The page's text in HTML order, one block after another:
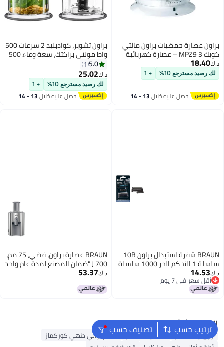
براون عصارة حمضيات براون مالتي
كويك 3 MPZ9 – عصارة كهربائية
للبرتقال والليمون بقوة 20 واط،
إبريق شفاف/أبيض سعة 1 لتر مع
تحكم في اللب
د.ك‏18.40
لك رصيد مسترجع 10% + 1
احصل عليه خلال 13 - 14
براون تشوبر، كوادبليد 2 سرعات 500
واط مولتي براكتك، سعة وعاء 500
مل مع تشوبر إضافي، CH301-
CH3013 BK - أسود
5.0
1
د.ك‏25.02
لك رصيد مسترجع 10% + 1
احصل عليه خلال 13 - 14
BRAUN شفرة استبدال براون 10B
سلسلة 1 التحكم الحر 1000 سلسلة
د.ك‏14.53
أقل سعر في 7 يوم
أقل سعر في 7 يوم
BRAUN عصارة براون، فضي، 75 مم،
J 700 "ضمان المصنع لمدة عام واحد
على الأقل"
د.ك‏53.37
ترتيب حسب تصنيف حسب البحث الشائع
ورق زبدة للخبز مستلزمات الخبز
أطقم أواني طهي كوركماز